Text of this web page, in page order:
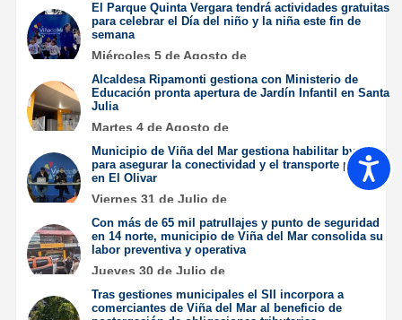
2026
El Parque Quinta Vergara tendrá actividades gratuitas
para celebrar el Día del niño y la niña este fin de
semana
Miércoles 5 de Agosto de
Alcaldesa Ripamonti gestiona con Ministerio de
Educación pronta apertura de Jardín Infantil en Santa
Julia
Martes 4 de Agosto de
Municipio de Viña del Mar gestiona habilitar bypass
para asegurar la conectividad y el transporte público
en El Olivar
Viernes 31 de Julio de
Con más de 65 mil patrullajes y punto de seguridad
en 14 norte, municipio de Viña del Mar consolida su
labor preventiva y operativa
Jueves 30 de Julio de
Tras gestiones municipales el SII incorpora a
comerciantes de Viña del Mar al beneficio de